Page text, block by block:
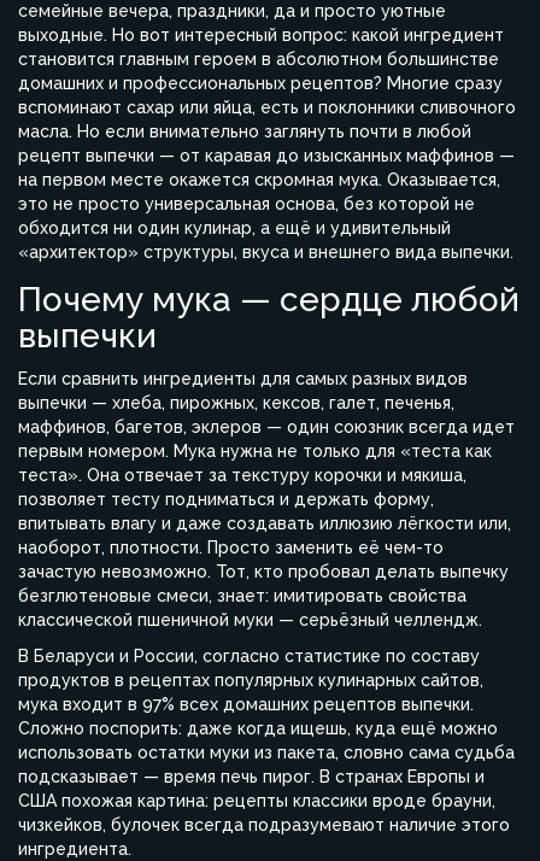
семейные вечера, праздники, да и просто уютные
выходные. Но вот интересный вопрос: какой ингредиент
становится главным героем в абсолютном большинстве
домашних и профессиональных рецептов? Многие сразу
вспоминают сахар или яйца, есть и поклонники сливочного
масла. Но если внимательно заглянуть почти в любой
рецепт выпечки — от каравая до изысканных маффинов —
на первом месте окажется скромная мука. Оказывается,
это не просто универсальная основа, без которой не
обходится ни один кулинар, а ещё и удивительный
«архитектор» структуры, вкуса и внешнего вида выпечки.
Почему мука — сердце любой
выпечки
Если сравнить ингредиенты для самых разных видов
выпечки — хлеба, пирожных, кексов, галет, печенья,
маффинов, багетов, эклеров — один союзник всегда идет
первым номером. Мука нужна не только для «теста как
теста». Она отвечает за текстуру корочки и мякиша,
позволяет тесту подниматься и держать форму,
впитывать влагу и даже создавать иллюзию лёгкости или,
наоборот, плотности. Просто заменить её чем-то
зачастую невозможно. Тот, кто пробовал делать выпечку
безглютеновые смеси, знает: имитировать свойства
классической пшеничной муки — серьёзный челлендж.
В Беларуси и России, согласно статистике по составу
продуктов в рецептах популярных кулинарных сайтов,
мука входит в 97% всех домашних рецептов выпечки.
Сложно поспорить: даже когда ищешь, куда ещё можно
использовать остатки муки из пакета, словно сама судьба
подсказывает — время печь пирог. В странах Европы и
США похожая картина: рецепты классики вроде брауни,
чизкейков, булочек всегда подразумевают наличие этого
ингредиента.